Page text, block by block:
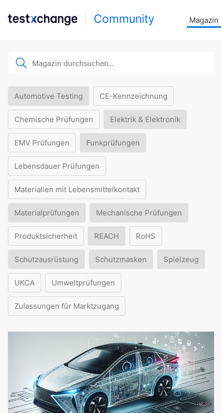
Community Magazin
Automotive Testing CE-Kennzeichnung
Chemische Prüfungen Elektrik & Elektronik
EMV Prüfungen Funkprüfungen
Lebensdauer Prüfungen
Materialien mit Lebensmittelkontakt
Materialprüfungen Mechanische Prüfungen
Produktsicherheit REACH RoHS
Schutzausrüstung Schutzmasken Spielzeug
UKCA Umweltprüfungen
Zulassungen für Marktzugang